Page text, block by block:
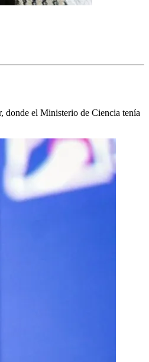
donde el Ministerio de Ciencia tenía